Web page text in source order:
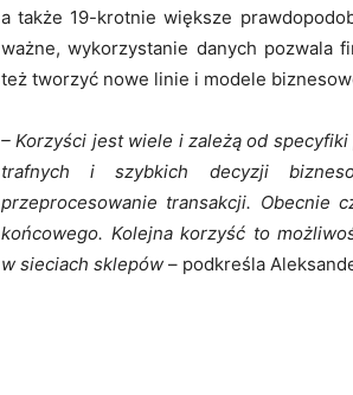
a także 19-krotnie większe
ważne, wykorzystanie danych pozwala
też tworzyć nowe linie i modele
– Korzyści jest wiele i zależą od
trafnych i szybkich decyzji
przeprocesowanie transakcji. Obecnie
końcowego. Kolejna korzyść to
w sieciach sklepów – podkreśla